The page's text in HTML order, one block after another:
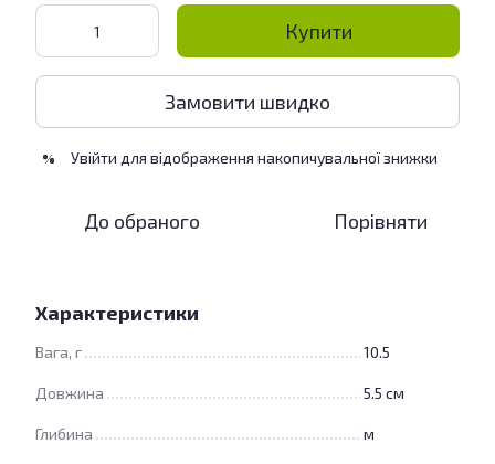
Купити
Замовити швидко
% Увійти для відображення накопичувальної знижки
До обраного Порівняти
Характеристики
Вага, г 10.5
Довжина 5.5 см
Глибина м